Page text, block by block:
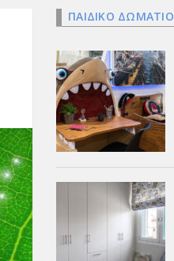
ΠΑΙΔΙΚΟ ΔΩΜΑΤΙΟ